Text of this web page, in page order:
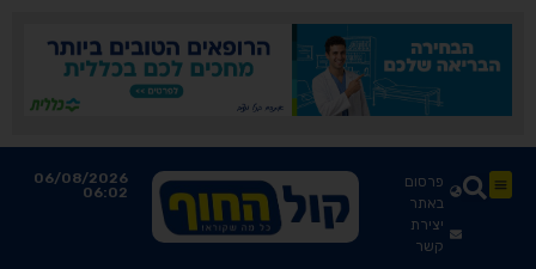
פרסום
באתר
יצירת
קשר
06/08/2026
06:02